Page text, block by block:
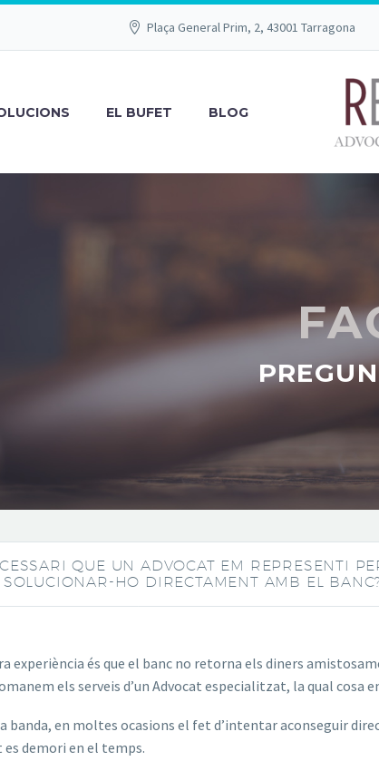
Plaça General Prim, 2, 43001 Tarragona
EL BUFET BLOG
QUE UN ADVOCAT EM REPRESENTI
SOLUCIONAR-HO DIRECTAMENT AMB EL BANC?
experiència és que el banc no retorna els diners
els serveis d’un Advocat especialitzat, la qual cosa
banda, en moltes ocasions el fet d’intentar aconseguir
demori en el temps.